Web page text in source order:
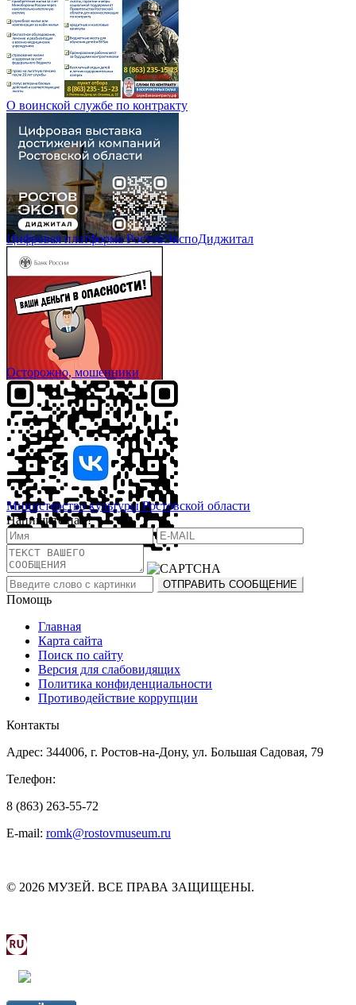
О воинской службе по контракту
Цифровая платформа РостовЭкспоДиджитал
Осторожно, мошенники
Министерство культуры Ростовской области
Напишите нам!
Помощь
Главная
Карта сайта
Поиск по сайту
Версия для слабовидящих
Политика конфиденциальности
Противодействие коррупции
Контакты
Адрес: 344006, г. Ростов-на-Дону, ул. Большая Садовая, 79
Телефон:
8 (863) 263-55-72
E-mail: romk@rostovmuseum.ru
© 2026 МУЗЕЙ. ВСЕ ПРАВА ЗАЩИЩЕНЫ.